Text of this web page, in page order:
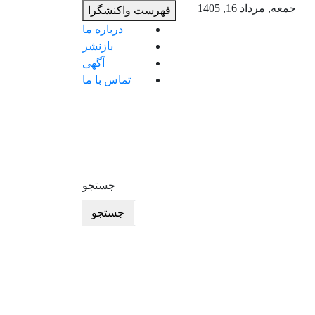
جمعه, مرداد 16, 1405
فهرست واکنشگرا
درباره ما
بازنشر
آگهی
تماس با ما
جستجو
جستجو